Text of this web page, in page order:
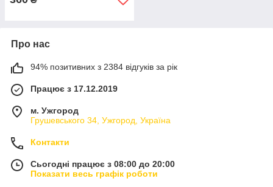
Про нас
94% позитивних з 2384 відгуків за рік
Працює з 17.12.2019
м. Ужгород
Грушевського 34, Ужгород, Україна
Контакти
Сьогодні працює з 08:00 до 20:00
Показати весь графік роботи